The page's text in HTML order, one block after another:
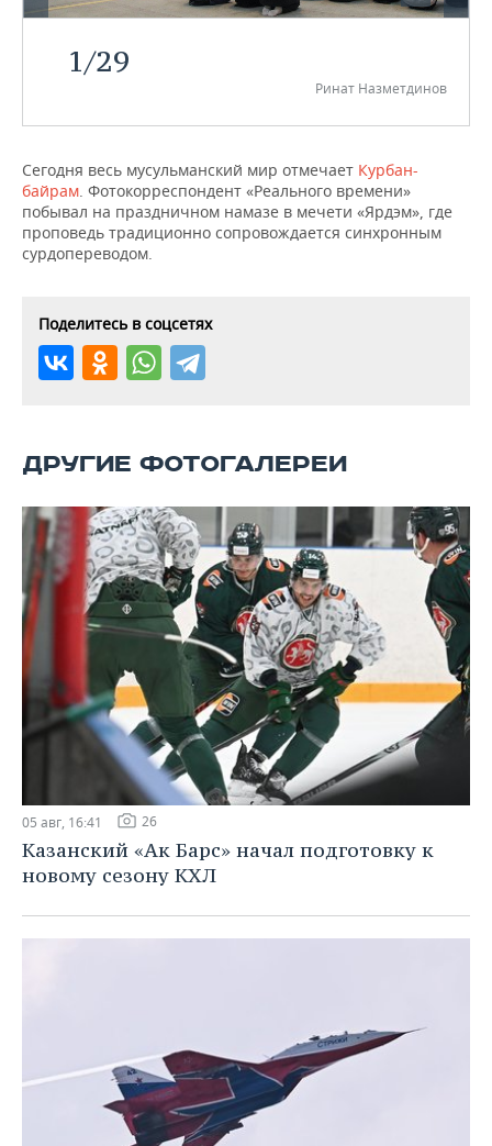
НЕФТЕХИМИЯ
НЕФТЬ
ТЕЛЕКОММУНИКАЦИИ
БИЗНЕС-БРАНЧИ
ONLINE-КОНФЕРЕНЦИИ
ФУТБОЛ
ХОККЕЙ
ВОЛЕЙБОЛ
ХОККЕЙ С МЯЧОМ
НОВОСТИ ОБЩЕСТВА
ВЛАСТЬ
ИСТОРИЯ
ПРОИСШЕСТВИЯ
ФОТОГАЛЕРЕЯ
СЮЖЕТЫ
СПИСОК ПЕРСОН
ПОЛНАЯ ВЕРСИЯ
1/29
Ринат Назметдинов
Сегодня весь мусульманский мир отмечает Курбан-
байрам. Фотокорреспондент «Реального времени»
побывал на праздничном намазе в мечети «Ярдэм», где
проповедь традиционно сопровождается синхронным
сурдопереводом.
Поделитесь в соцсетях
ДРУГИЕ ФОТОГАЛЕРЕИ
05 авг, 16:41 26
Казанский «Ак Барс» начал подготовку к
новому сезону КХЛ